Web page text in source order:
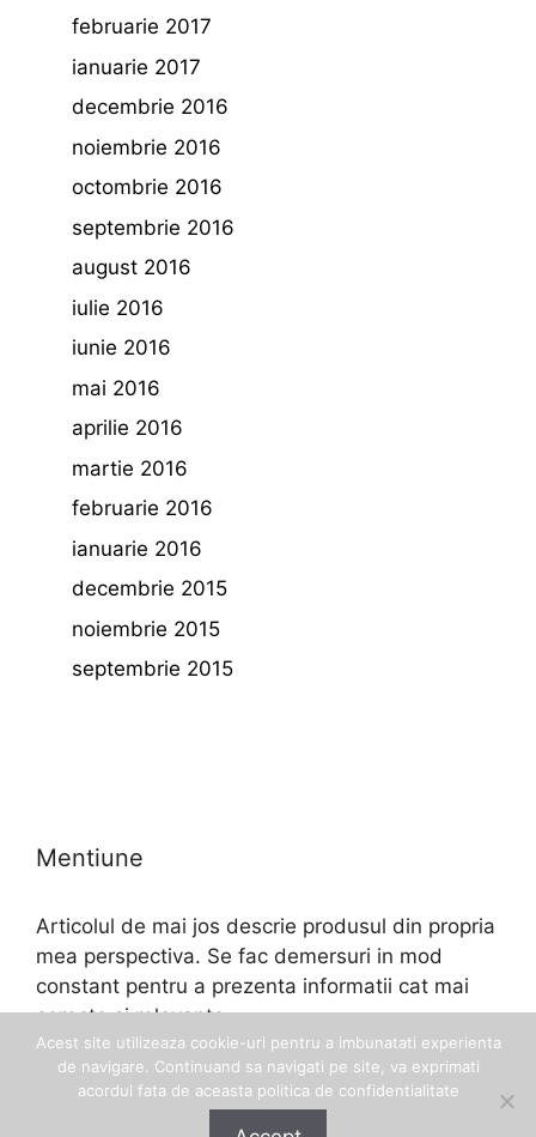
februarie 2017
ianuarie 2017
decembrie 2016
noiembrie 2016
octombrie 2016
septembrie 2016
august 2016
iulie 2016
iunie 2016
mai 2016
aprilie 2016
martie 2016
februarie 2016
ianuarie 2016
decembrie 2015
noiembrie 2015
septembrie 2015
Mentiune
Articolul de mai jos descrie produsul din propria
mea perspectiva. Se fac demersuri in mod
constant pentru a prezenta informatii cat mai
corecte si relevante.
Acest site utilizeaza cookie-uri pentru a imbunatati experienta
de navigare. Continuand sa navigati pe site, va exprimati
acordul fata de aceasta politica de confidentialitate